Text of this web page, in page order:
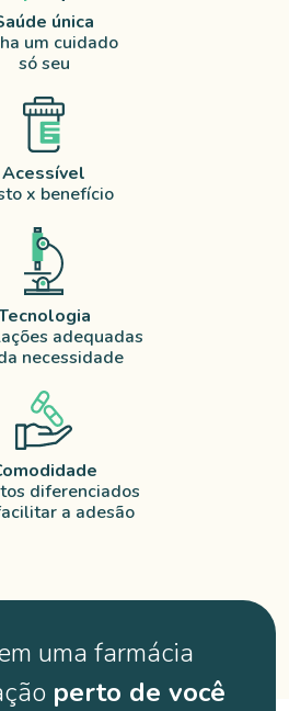
única
um cuidado
só seu
Acessível
x benefício
adequadas
necessidade
diferenciados
a adesão
uma farmácia
perto de você